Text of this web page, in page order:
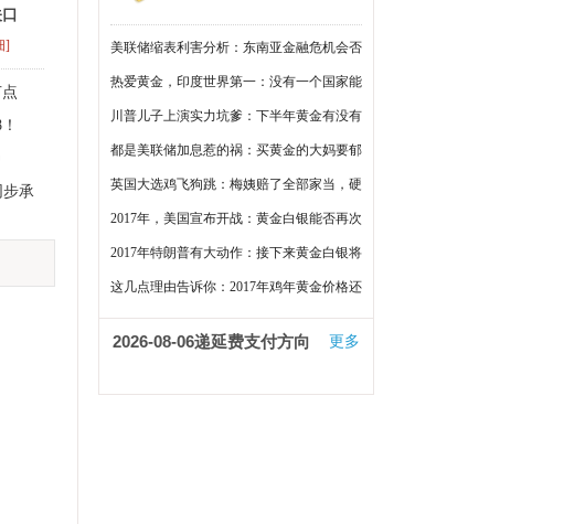
]
步承
美联储缩表利害分析：东南亚金融危机会否
重演？
热爱黄金，印度世界第一：没有一个国家能
超过它
川普儿子上演实力坑爹：下半年黄金有没有
戏，要看耶伦了
都是美联储加息惹的祸：买黄金的大妈要郁
闷了
英国大选鸡飞狗跳：梅姨赔了全部家当，硬
脱欧泡汤了
2017年，美国宣布开战：黄金白银能否再次
大涨？
2017年特朗普有大动作：接下来黄金白银将
这样走
这几点理由告诉你：2017年鸡年黄金价格还
会上涨
更多
2026-08-06递延费支付方向